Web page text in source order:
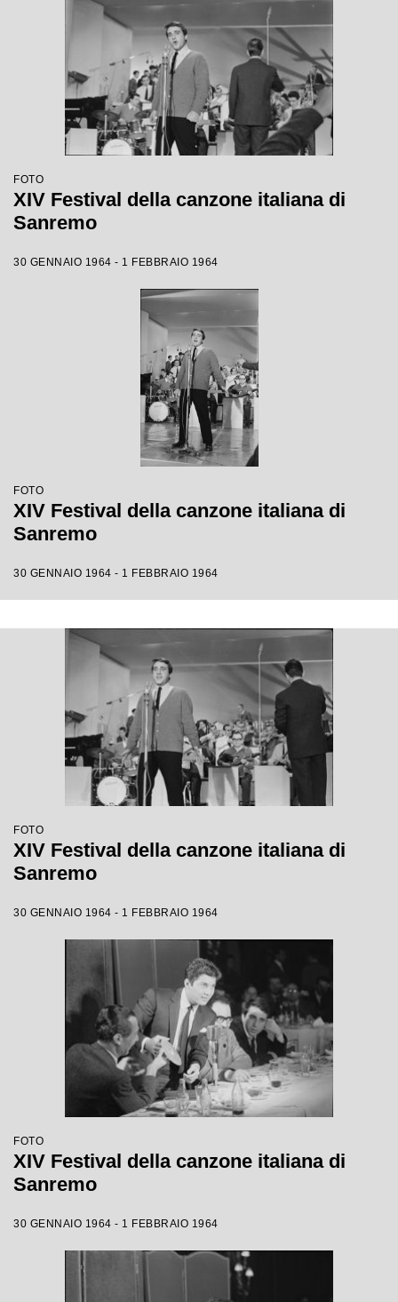
FOTO
XIV Festival della canzone italiana di
Sanremo
30 GENNAIO 1964 - 1 FEBBRAIO 1964
FOTO
XIV Festival della canzone italiana di
Sanremo
30 GENNAIO 1964 - 1 FEBBRAIO 1964
FOTO
XIV Festival della canzone italiana di
Sanremo
30 GENNAIO 1964 - 1 FEBBRAIO 1964
FOTO
XIV Festival della canzone italiana di
Sanremo
30 GENNAIO 1964 - 1 FEBBRAIO 1964